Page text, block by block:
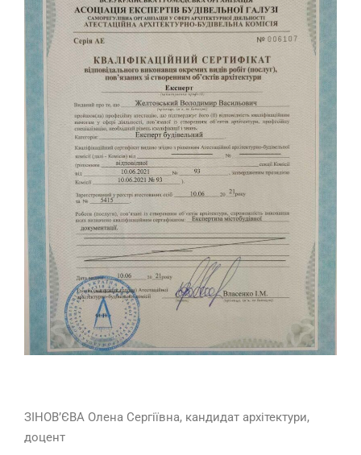
ЗІНОВ’ЄВА Олена Сергіївна, кандидат архітектури,
доцент